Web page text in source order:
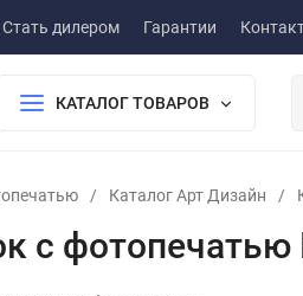
Стать дилером Гарантии
КАТАЛОГ ТОВАРОВ
/ Каталог Арт Дизайн /
с